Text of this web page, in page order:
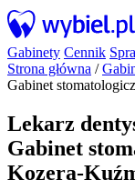
Gabinety Cennik
Strona główna /
Gabinet
Lekarz
Gabinet
Kozera-